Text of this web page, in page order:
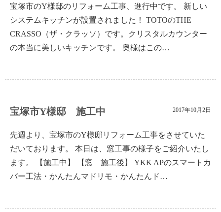
宝塚市のY様邸のリフォーム工事、進行中です。 新しい
システムキッチンが設置されました！ TOTOのTHE
CRASSO（ザ・クラッソ）です。クリスタルカウンター
の本当に美しいキッチンです。 奥様はこの…
宝塚市Y様邸 施工中 2017年10月2日
先週より、宝塚市のY様邸リフォーム工事をさせていた
だいております。 本日は、窓工事の様子をご紹介いたし
ます。 【施工中】 【窓 施工後】 YKK APのスマートカ
バー工法・かんたんマドリモ・かんたんド…